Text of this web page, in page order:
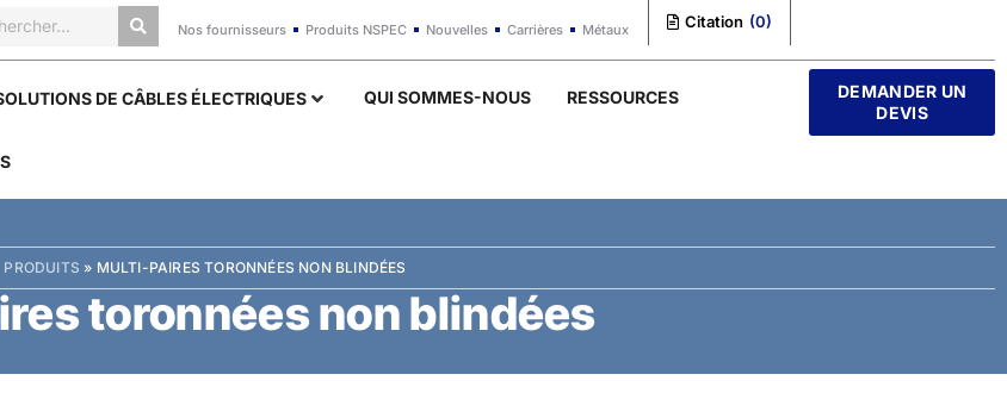
Nos fournisseurs Produits NSPEC Nouvelles Carrières Métaux Citation (0)
DE CÂBLES ÉLECTRIQUES QUI SOMMES-NOUS RESSOURCES
DEMANDER UN
DEVIS
PRODUITS » MULTI-PAIRES TORONNÉES NON BLINDÉES
toronnées non blindées